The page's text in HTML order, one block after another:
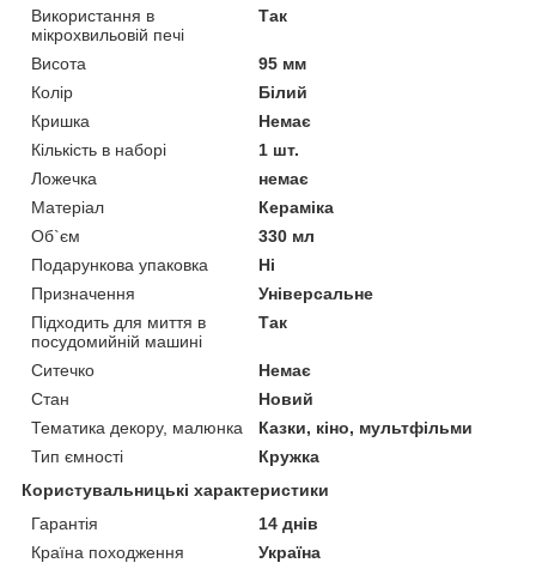
Використання в
мікрохвильовій печі
Так
Висота
95 мм
Колір
Білий
Кришка
Немає
Кількість в наборі
1 шт.
Ложечка
немає
Матеріал
Кераміка
Об`єм
330 мл
Подарункова упаковка
Ні
Призначення
Універсальне
Підходить для миття в
посудомийній машині
Так
Ситечко
Немає
Стан
Новий
Тематика декору, малюнка
Казки, кіно, мультфільми
Тип ємності
Кружка
Користувальницькі характеристики
Гарантія
14 днів
Країна походження
Україна